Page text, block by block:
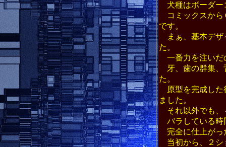
犬種はボーダー
コミックスから
です。
まぁ、基本デザ
た。
一番力を注いだ
牙、歯の群集、
た。
原型を完成した
ました。
それ以外でも、
バラしている時
完全に仕上がっ
当初から、２シ